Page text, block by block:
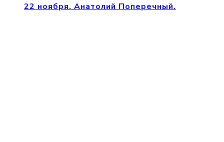
22 ноября. Анатолий Поперечный.